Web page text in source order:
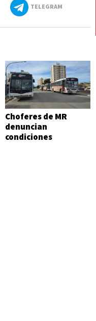
TELEGRAM
Choferes de MR
denuncian
condiciones